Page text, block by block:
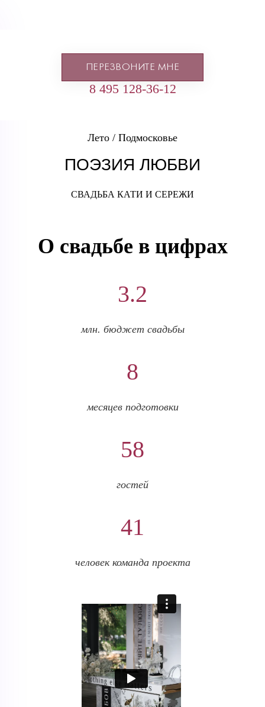
ПЕРЕЗВОНИТЕ МНЕ
8 495 128-36-12
Лето / Подмосковье
ПОЭЗИЯ ЛЮБВИ
СВАДЬБА КАТИ И СЕРЕЖИ
О свадьбе в цифрах
3.2
млн. бюджет свадьбы
8
месяцев подготовки
58
гостей
41
человек команда проекта